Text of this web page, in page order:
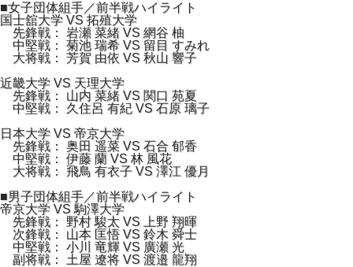
■女子団体組手／前半戦ハイライト
国士舘大学 VS 拓殖大学
先鋒戦： 岩瀬 菜緒 VS 網谷 柚
中堅戦： 菊池 瑞希 VS 留目 すみれ
大将戦： 芳賀 由依 VS 秋山 響子
近畿大学 VS 天理大学
先鋒戦： 山内 菜緒 VS 関口 苑夏
中堅戦： 久住呂 有紀 VS 石原 璃子
日本大学 VS 帝京大学
先鋒戦： 奥田 遥菜 VS 石合 郁香
中堅戦： 伊藤 蘭 VS 林 風花
大将戦： 飛鳥 有衣子 VS 澤江 優月
■男子団体組手／前半戦ハイライト
帝京大学 VS 駒澤大学
先鋒戦： 野村 駿太 VS 上野 翔暉
次鋒戦： 山本 匡悟 VS 鈴木 舜士
中堅戦： 小川 竜輝 VS 廣瀬 光
副将戦： 土屋 遼将 VS 渡邉 龍翔